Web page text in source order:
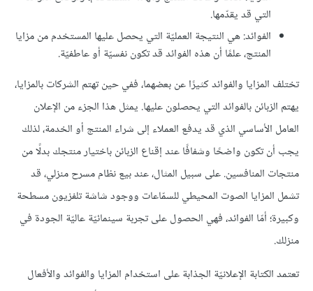
التي قد يقدّمها.
الفوائد: هي النتيجة العمليّة التي يحصل عليها المستخدم من مزايا
المنتج، علمًا أن هذه الفوائد قد تكون نفسيّة أو عاطفيّة.
تختلف المزايا والفوائد كثيرًا عن بعضهما، ففي حين تهتم الشركات بالمزايا،
يهتم الزبائن بالفوائد التي يحصلون عليها. يمثل هذا الجزء من الإعلان
العامل الأساسي الذي قد يدفع العملاء إلى شراء المنتج أو الخدمة، لذلك
يجب أن تكون واضحًا وشفافًا عند إقناع الزبائن باختيار منتجك بدلًا من
منتجات المنافسين. على سبيل المثال، عند بيع نظام مسرح منزلي، قد
تشمل المزايا الصوت المحيطي للسمّاعات ووجود شاشة تلفزيون مسطحة
وكبيرة؛ أمّا الفوائد، فهي الحصول على تجربة سينمائيّة عاليّة الجودة في
منزلك.
تعتمد الكتابة الإعلانيّة الجذابة على استخدام المزايا والفوائد والأفعال